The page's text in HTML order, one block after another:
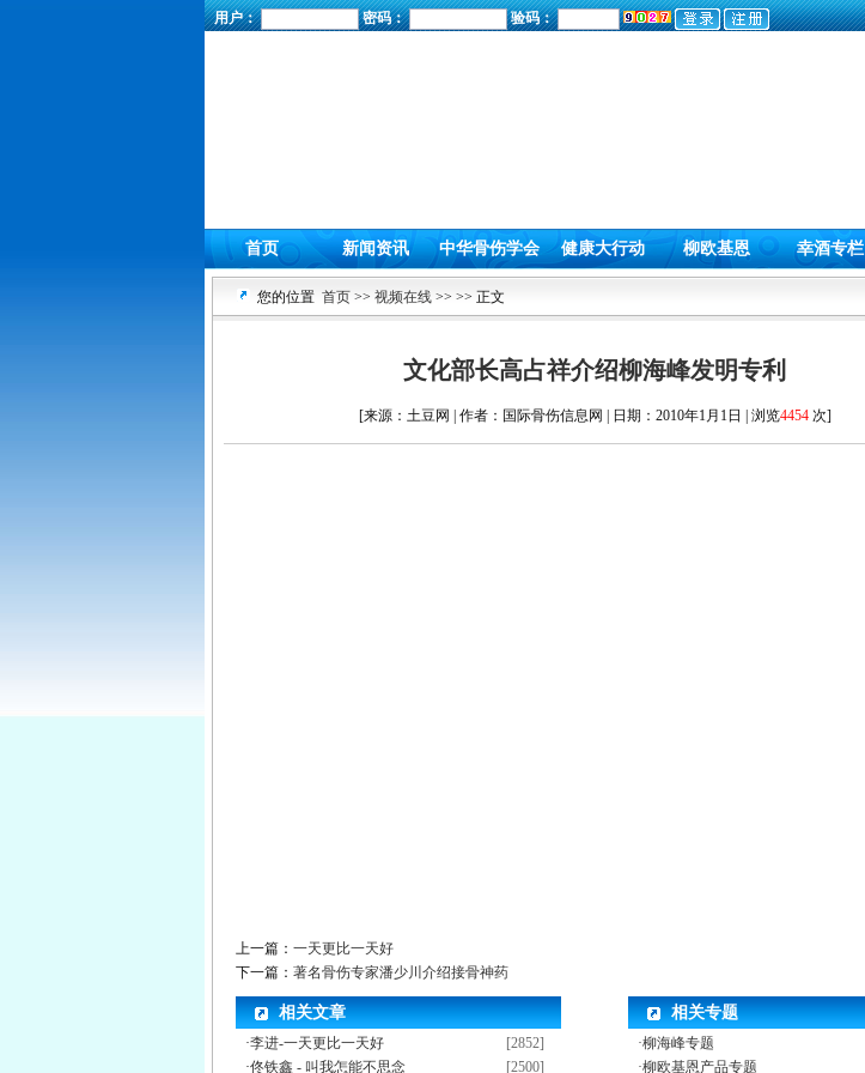
用户： 密码： 验码：
首页 新闻资讯 中华骨伤学会 健康大行动 柳欧基恩 幸酒专栏
您的位置 首页 >> 视频在线 >> >> 正文
文化部长高占祥介绍柳海峰发明专利
[来源：土豆网 | 作者：国际骨伤信息网 | 日期：2010年1月1日 | 浏览4454次]
上一篇： 一天更比一天好
下一篇： 著名骨伤专家潘少川介绍接骨神药
相关文章
[2852]
·李进-一天更比一天好
[2500]
·佟铁鑫 - 叫我怎能不思念
相关专题
·柳海峰专题
·柳欧基恩产品专题